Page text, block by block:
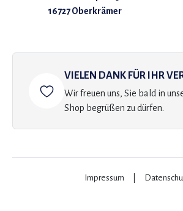
16727 Oberkrämer
VIELEN DANK FÜR IHR
Wir freuen uns, Sie bald in
Shop begrüßen zu dürfen.
Impressum